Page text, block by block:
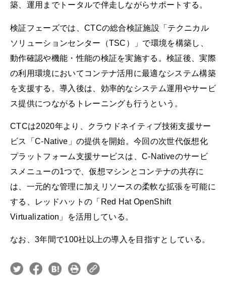
築、運用までトータルで伴走しながらサポートする。
検証フェーズでは、CTCの総合検証施設「テクニカル
ソリューションセンター（TSC）」で環境を構築し、
動作確認や機能・性能の検証を実施する。検証後、実際
の利用環境においてコンテナ活用に最適なシステム構築
を支援する。導入後は、効率的なシステム運用やサービ
ス提供につながるトレーニングも行うという。
CTCは2020年より、クラウドネイティブ技術支援サー
ビス「C-Native」の提供を開始。今回の次世代仮想化
プラットフォーム支援サービスは、C-Nativeのサービ
スメニューの1つで、仮想マシンとコンテナの共存に
は、一元的な管理に加えリソースの柔軟な拡張を可能に
する、レッドハットの「Red Hat OpenShift
Virtualization」を活用している。
なお、3年間で100社以上の導入を目指すとしている。